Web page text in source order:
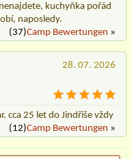
kuchyňka pořád
naposledy.
(37)Camp Bewertungen »
28. 07. 2026
cca 25 let do Jindřiše vždy
(12)Camp Bewertungen »